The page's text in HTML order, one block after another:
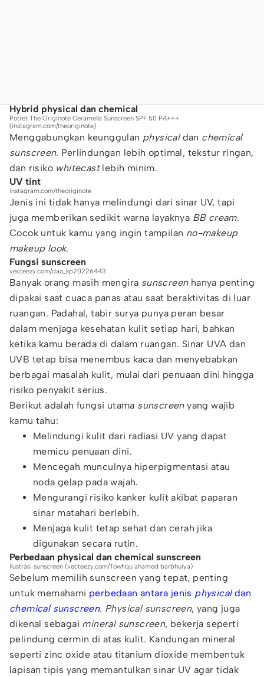
Hybrid physical dan chemical
Potret The Originote Ceramella Sunscreen SPF 50 PA+++
(instagram.com/theoriginote)
Menggabungkan keunggulan physicaldan chemical
sunscreen. Perlindungan lebih optimal, tekstur ringan,
dan risiko whitecastlebih minim.
UV tint
instagram.com/theoriginote
Jenis ini tidak hanya melindungi dari sinar UV, tapi
juga memberikan sedikit warna layaknya BB cream.
Cocok untuk kamu yang ingin tampilan no-makeup
makeup look.
Fungsi sunscreen
vecteezy.com/dao_kp20226443
Banyak orang masih mengira sunscreen hanya penting
dipakai saat cuaca panas atau saat beraktivitas di luar
ruangan. Padahal, tabir surya punya peran besar
dalam menjaga kesehatan kulit setiap hari, bahkan
ketika kamu berada di dalam ruangan. Sinar UVA dan
UVB tetap bisa menembus kaca dan menyebabkan
berbagai masalah kulit, mulai dari penuaan dini hingga
risiko penyakit serius.
Berikut adalah fungsi utama sunscreenyang wajib
kamu tahu:
Melindungi kulit dari radiasi UV yang dapat
memicu penuaan dini.
Mencegah munculnya hiperpigmentasi atau
noda gelap pada wajah.
Mengurangi risiko kanker kulit akibat paparan
sinar matahari berlebih.
Menjaga kulit tetap sehat dan cerah jika
digunakan secara rutin.
Perbedaan physical dan chemical sunscreen
Ilustrasi sunscreen (vecteezy.com/Towfiqu ahamed barbhuiya)
Sebelum memilih sunscreen yang tepat, penting
untuk memahami perbedaan antara jenis physicaldan
chemical sunscreen. Physical sunscreen, yang juga
dikenal sebagai mineral sunscreen, bekerja seperti
pelindung cermin di atas kulit. Kandungan mineral
seperti zinc oxide atau titanium dioxide membentuk
lapisan tipis yang memantulkan sinar UV agar tidak